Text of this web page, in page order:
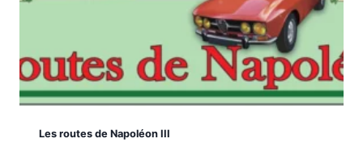
Les routes de Napoléon III